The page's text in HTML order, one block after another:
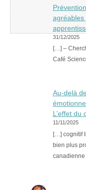
agréables
31/12/2025
[…] –
Café
Au-delà
L’effet du
11/11/2025
[…] cognitif
bien plus
canadienne